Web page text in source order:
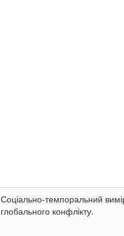
Соціально-темпоральний
глобального конфлікту.